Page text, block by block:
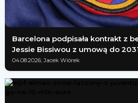
Barcelona podpisała kontrakt z
Jessie Bissiwou z umową do
04.08.2026; Jacek Wiórek